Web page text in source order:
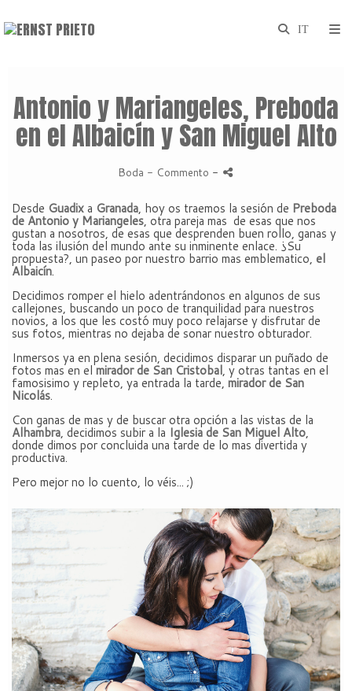
Antonio y Mariangeles, Preboda
en el Albaicín y San Miguel Alto
Boda - Commento -
Desde Guadixa Granada, hoy os traemos la sesión de Preboda
de Antonio y Mariangeles, otra pareja mas de esas que nos
gustan a nosotros, de esas que desprenden buen rollo, ganas y
toda las ilusión del mundo ante su inminente enlace. ¿Su
propuesta?, un paseo por nuestro barrio mas emblematico, el
Albaicín.
Decidimos romper el hielo adentrándonos en algunos de sus
callejones, buscando un poco de tranquilidad para nuestros
novios, a los que les costó muy poco relajarse y disfrutar de
sus fotos, mientras no dejaba de sonar nuestro obturador.
Inmersos ya en plena sesión, decidimos disparar un puñado de
fotos mas en elmirador de San Cristobal, y otras tantas en el
famosisimo y repleto, ya entrada la tarde, mirador de San
Nicolás.
Con ganas de mas y de buscar otra opción a las vistas de la
Alhambra, decidimos subir a la Iglesia de San Miguel Alto,
donde dimos por concluida una tarde de lo mas divertida y
productiva.
Pero mejor no lo cuento, lo véis... ;)